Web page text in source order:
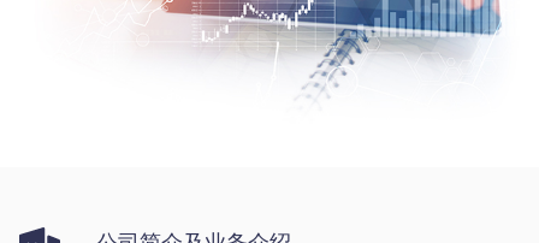
Trader